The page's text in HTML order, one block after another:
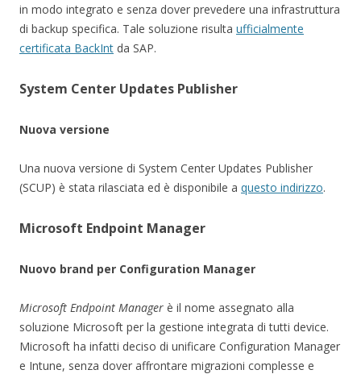
in modo integrato e senza dover prevedere una infrastruttura
di backup specifica. Tale soluzione risulta ufficialmente
certificata BackInt da SAP.
System Center Updates Publisher
Nuova versione
Una nuova versione di System Center Updates Publisher
(SCUP) è stata rilasciata ed è disponibile a questo indirizzo.
Microsoft Endpoint Manager
Nuovo brand per Configuration Manager
Microsoft Endpoint Manager è il nome assegnato alla
soluzione Microsoft per la gestione integrata di tutti device.
Microsoft ha infatti deciso di unificare Configuration Manager
e Intune, senza dover affrontare migrazioni complesse e